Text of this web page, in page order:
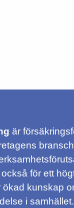
är
för ett
ökad kunskap
i samhället.